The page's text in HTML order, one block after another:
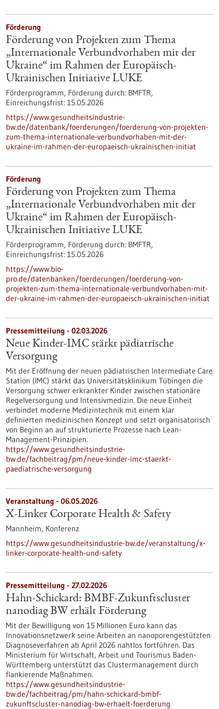
Förderung
Förderung von Projekten zum Thema
„Internationale Verbundvorhaben mit der
Ukraine“ im Rahmen der Europäisch-
Ukrainischen Initiative LUKE
Förderprogramm, Förderung durch: BMFTR,
Einreichungsfrist: 15.05.2026
https://www.gesundheitsindustrie-
bw.de/datenbank/foerderungen/foerderung-von-projekten-
zum-thema-internationale-verbundvorhaben-mit-der-
ukraine-im-rahmen-der-europaeisch-ukrainischen-initiat
Förderung
Förderung von Projekten zum Thema
„Internationale Verbundvorhaben mit der
Ukraine“ im Rahmen der Europäisch-
Ukrainischen Initiative LUKE
Förderprogramm, Förderung durch: BMFTR,
Einreichungsfrist: 15.05.2026
https://www.bio-
pro.de/datenbanken/foerderungen/foerderung-von-
projekten-zum-thema-internationale-verbundvorhaben-mit-
der-ukraine-im-rahmen-der-europaeisch-ukrainischen-initiat
Pressemitteilung - 02.03.2026
Neue Kinder-IMC stärkt pädiatrische
Versorgung
Mit der Eröffnung der neuen pädiatrischen Intermediate Care
Station (IMC) stärkt das Universitätsklinikum Tübingen die
Versorgung schwer erkrankter Kinder zwischen stationäre
Regelversorgung und Intensivmedizin. Die neue Einheit
verbindet moderne Medizintechnik mit einem klar
definierten medizinischen Konzept und setzt organisatorisch
von Beginn an auf strukturierte Prozesse nach Lean-
Management-Prinzipien.
https://www.gesundheitsindustrie-
bw.de/fachbeitrag/pm/neue-kinder-imc-staerkt-
paediatrische-versorgung
Veranstaltung - 06.05.2026
X-Linker Corporate Health & Safety
Mannheim, Konferenz
https://www.gesundheitsindustrie-bw.de/veranstaltung/x-
linker-corporate-health-und-safety
Pressemitteilung - 27.02.2026
Hahn-Schickard: BMBF-Zukunftscluster
nanodiag BW erhält Förderung
Mit der Bewilligung von 15 Millionen Euro kann das
Innovationsnetzwerk seine Arbeiten an nanoporengestützten
Diagnoseverfahren ab April 2026 nahtlos fortführen. Das
Ministerium für Wirtschaft, Arbeit und Tourismus Baden-
Württemberg unterstützt das Clustermanagement durch
flankierende Maßnahmen.
https://www.gesundheitsindustrie-
bw.de/fachbeitrag/pm/hahn-schickard-bmbf-
zukunftscluster-nanodiag-bw-erhaelt-foerderung